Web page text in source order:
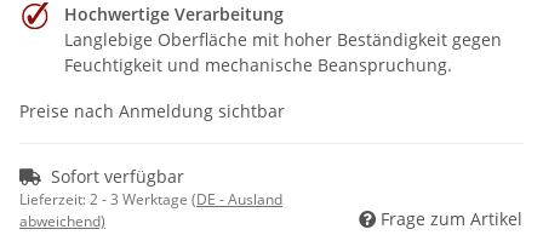
Hochwertige Verarbeitung
Langlebige Oberfläche mit hoher Beständigkeit gegen
Feuchtigkeit und mechanische Beanspruchung.
Preise nach Anmeldung sichtbar
Sofort verfügbar
Lieferzeit:2 - 3 Werktage (DE - Ausland
abweichend)
Frage zum Artikel